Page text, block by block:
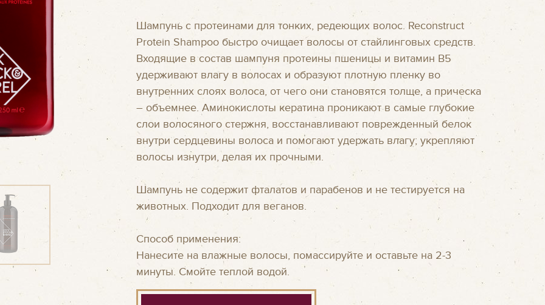
Шампунь с протеинами для тонких, редеющих волос. Reconstruct
Protein Shampoo быстро очищает волосы от стайлинговых средств.
Входящие в состав шампуня протеины пшеницы и витамин В5
удерживают влагу в волосах и образуют плотную пленку во
внутренних слоях волоса, от чего они становятся толще, а прическа
– объемнее. Аминокислоты кератина проникают в самые глубокие
слои волосяного стержня, восстанавливают поврежденный белок
внутри сердцевины волоса и помогают удержать влагу; укрепляют
волосы изнутри, делая их прочными.
Шампунь не содержит фталатов и парабенов и не тестируется на
животных. Подходит для веганов.
Способ применения:
Нанесите на влажные волосы, помассируйте и оставьте на 2-3
минуты. Смойте теплой водой.